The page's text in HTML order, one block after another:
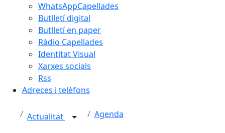
WhatsAppCapellades
Butlletí digital
Butlletí en paper
Ràdio Capellades
Identitat Visual
Xarxes socials
Rss
Adreces i telèfons
Actualitat Agenda